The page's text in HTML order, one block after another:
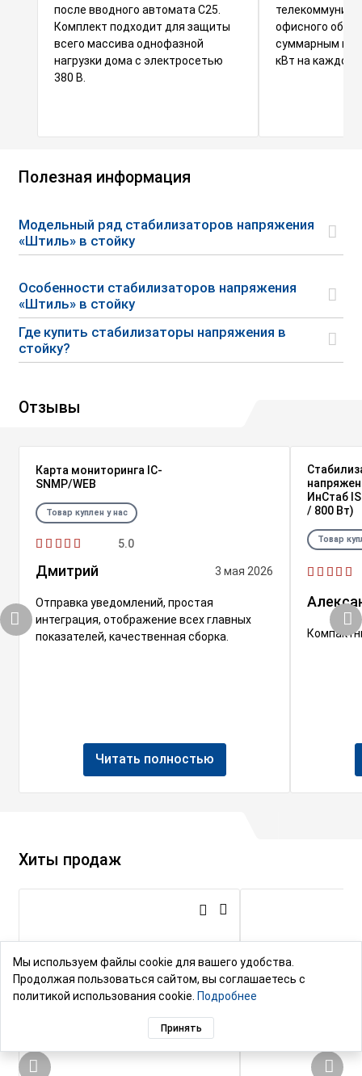
после вводного автомата С25.
Комплект подходит для защиты
всего массива однофазной
нагрузки дома с электросетью
380 В.
офисного
суммарным
кВт на каждой
Полезная информация
Модельный ряд стабилизаторов напряжения
«Штиль» в стойку
Особенности стабилизаторов напряжения
«Штиль» в стойку
Где купить стабилизаторы напряжения в
стойку?
Отзывы
Карта мониторинга IC-
SNMP/WEB
Товар куплен у нас
5.0
Дмитрий 3 мая 2026
Отправка уведомлений, простая
интеграция, отображение всех главных
показателей, качественная сборка.
Читать полностью
ИнСтаб
/ 800 Вт)
Товар
Хиты продаж
Мы используем файлы cookie для вашего удобства.
Продолжая пользоваться сайтом, вы соглашаетесь с
политикой использования cookie. Подробнее
Принять